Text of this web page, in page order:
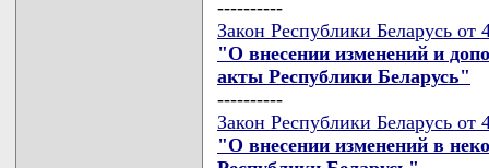
----------
Закон Республики Беларусь от
"О внесении изменений и
акты Республики Беларусь"
----------
Закон Республики Беларусь от
"О внесении изменений в